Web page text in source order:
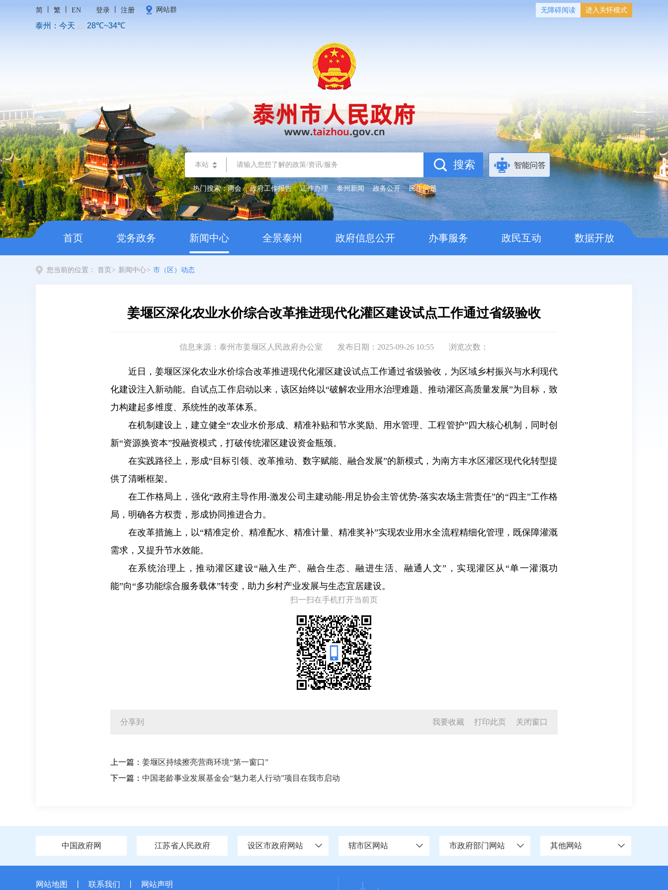
简 繁 EN 登录 注册 网站群 无障碍阅读 进入关怀模式
本站 智能问答
热门搜索：两会 政府工作报告 证件办理 泰州新闻 政务公开 民生问题
首页 党务政务 新闻中心 全景泰州 政府信息公开 办事服务 政民互动 数据开放
您当前的位置： 首页 > 新闻中心> 市（区）动态
姜堰区深化农业水价综合改革推进现代化灌区建设试点工作通过省级验收
信息来源：泰州市姜堰区人民政府办公室 发布日期：2025-09-26 10:55 浏览次数：
近日，姜堰区深化农业水价综合改革推进现代化灌区建设试点工作通过省级验收，为区域乡村振兴与水利现代
化建设注入新动能。自试点工作启动以来，该区始终以“破解农业用水治理难题、推动灌区高质量发展”为目标，致
力构建起多维度、系统性的改革体系。
在机制建设上，建立健全“农业水价形成、精准补贴和节水奖励、用水管理、工程管护”四大核心机制，同时创
新“资源换资本”投融资模式，打破传统灌区建设资金瓶颈。
在实践路径上，形成“目标引领、改革推动、数字赋能、融合发展”的新模式，为南方丰水区灌区现代化转型提
供了清晰框架。
在工作格局上，强化“政府主导作用-激发公司主建动能-用足协会主管优势-落实农场主营责任”的“四主”工作格
局，明确各方权责，形成协同推进合力。
在改革措施上，以“精准定价、精准配水、精准计量、精准奖补”实现农业用水全流程精细化管理，既保障灌溉
需求，又提升节水效能。
在系统治理上，推动灌区建设“融入生产、融合生态、融进生活、融通人文”，实现灌区从“单一灌溉功
能”向“多功能综合服务载体”转变，助力乡村产业发展与生态宜居建设。
扫一扫在手机打开当前页
分享到 我要收藏 打印此页 关闭窗口
上一篇： 姜堰区持续擦亮营商环境“第一窗口”
下一篇： 中国老龄事业发展基金会“魅力老人行动”项目在我市启动
中国政府网 江苏省人民政府 设区市政府网站 辖市区网站 市政府部门网站 其他网站
网站地图 联系我们 网站声明